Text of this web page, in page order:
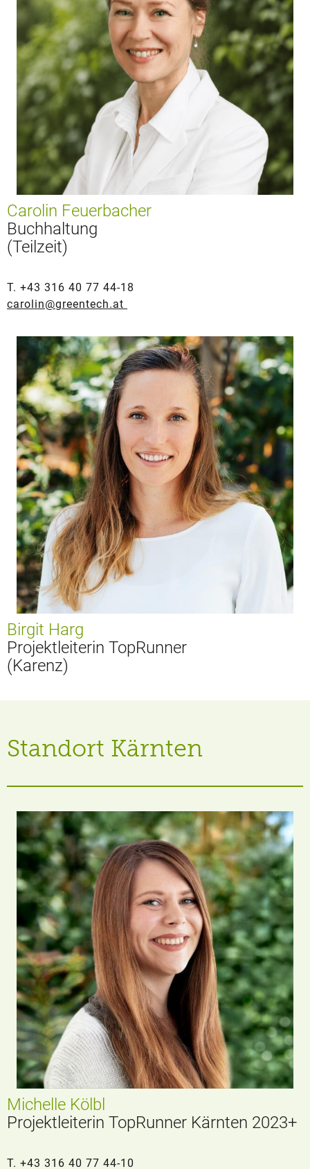
Carolin Feuerbacher
Buchhaltung
(Teilzeit)
T. +43 316 40 77 44-18
carolin@greentech.at
Birgit Harg
Projektleiterin TopRunner
(Karenz)
Standort Kärnten
Michelle Kölbl
Projektleiterin TopRunner Kärnten 2023+
T. +43 316 40 77 44-10